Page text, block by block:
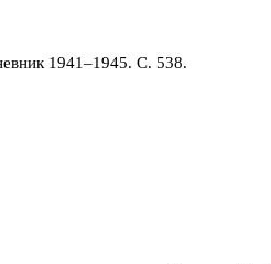
1941–1945. С. 538.